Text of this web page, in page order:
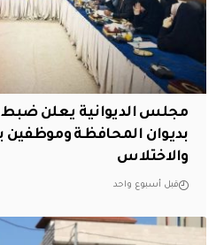
مجلس الديوانية يعلن
بديوان المحافظة وموظفين
والاختلاس
قبل أسبوع واحد